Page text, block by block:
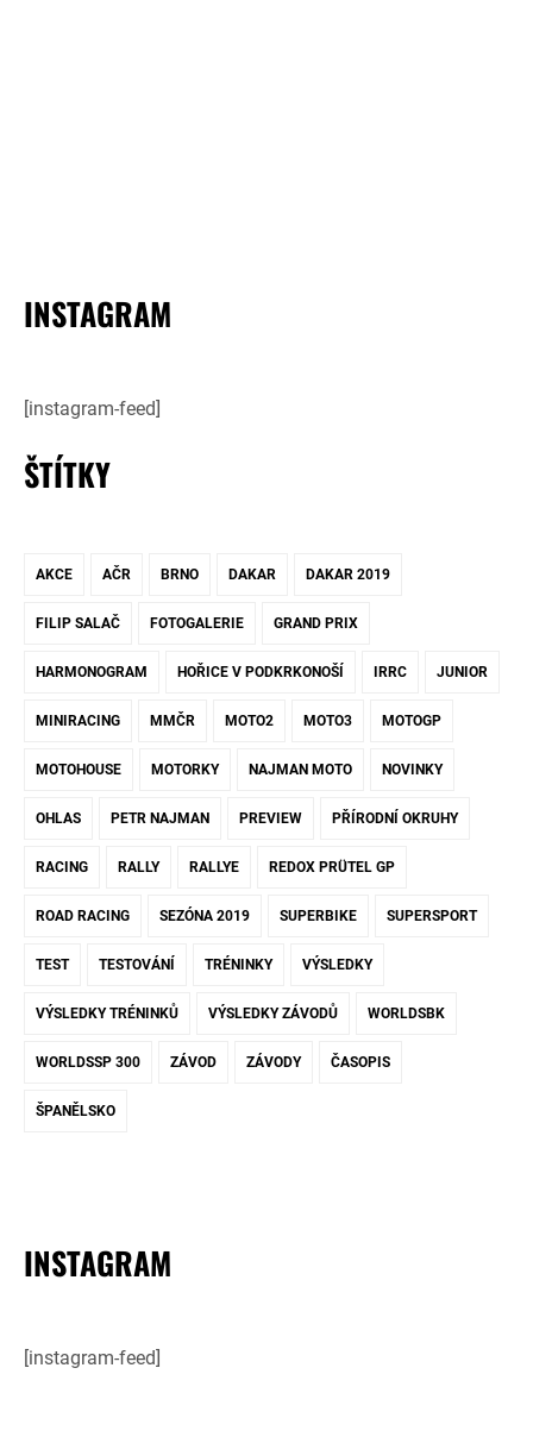
INSTAGRAM
[instagram-feed]
ŠTÍTKY
AKCE AČR BRNO DAKAR DAKAR 2019
FILIP SALAČ FOTOGALERIE GRAND PRIX
HARMONOGRAM HOŘICE V PODKRKONOŠÍ IRRC JUNIOR
MINIRACING MMČR MOTO2 MOTO3 MOTOGP
MOTOHOUSE MOTORKY NAJMAN MOTO NOVINKY
OHLAS PETR NAJMAN PREVIEW PŘÍRODNÍ OKRUHY
RACING RALLY RALLYE REDOX PRÜTEL GP
ROAD RACING SEZÓNA 2019 SUPERBIKE SUPERSPORT
TEST TESTOVÁNÍ TRÉNINKY VÝSLEDKY
VÝSLEDKY TRÉNINKŮ VÝSLEDKY ZÁVODŮ WORLDSBK
WORLDSSP 300 ZÁVOD ZÁVODY ČASOPIS
ŠPANĚLSKO
INSTAGRAM
[instagram-feed]